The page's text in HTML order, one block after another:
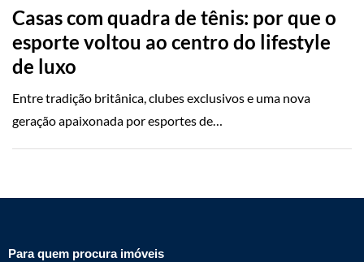
Casas com quadra de tênis: por que o
esporte voltou ao centro do lifestyle
de luxo
Entre tradição britânica, clubes exclusivos e uma nova
geração apaixonada por esportes de…
Para quem procura imóveis